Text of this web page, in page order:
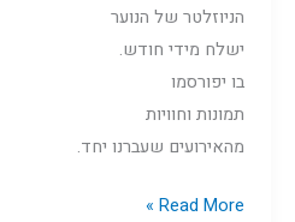
הניוזלטר של הנוער
ישלח מידי חודש.
בו יפורסמו
תמונות וחוויות
מהאירועים שעברנו יחד.
Read More »